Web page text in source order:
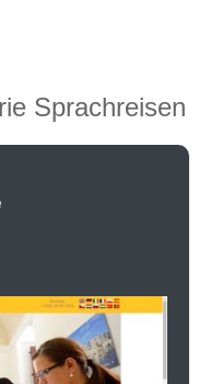
Sprachreisen